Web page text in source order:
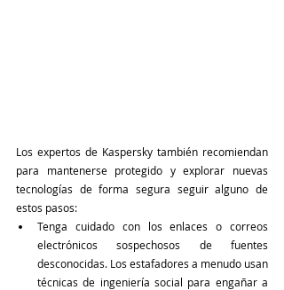
Los expertos de Kaspersky también recomiendan
para mantenerse protegido y explorar nuevas
tecnologías de forma segura seguir alguno de
estos pasos:
Tenga cuidado con los enlaces o correos
electrónicos sospechosos de fuentes
desconocidas. Los estafadores a menudo usan
técnicas de ingeniería social para engañar a